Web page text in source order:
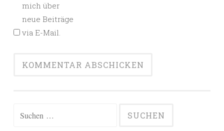
mich über
neue Beiträge
via E-Mail.
Suchen